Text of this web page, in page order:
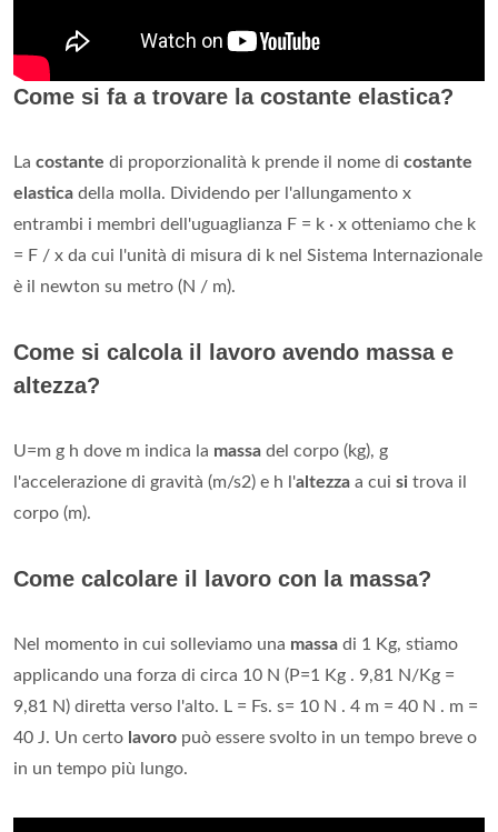
Come si fa a trovare la costante elastica?
La costante di proporzionalità k prende il nome di costante
elastica della molla. Dividendo per l'allungamento x
entrambi i membri dell'uguaglianza F = k · x otteniamo che k
= F / x da cui l'unità di misura di k nel Sistema Internazionale
è il newton su metro (N / m).
Come si calcola il lavoro avendo massa e
altezza?
U=m g h dove m indica la massa del corpo (kg), g
l'accelerazione di gravità (m/s2) e h l'altezza a cui si trova il
corpo (m).
Come calcolare il lavoro con la massa?
Nel momento in cui solleviamo una massa di 1 Kg, stiamo
applicando una forza di circa 10 N (P=1 Kg . 9,81 N/Kg =
9,81 N) diretta verso l'alto. L = Fs. s= 10 N . 4 m = 40 N . m =
40 J. Un certo lavoro può essere svolto in un tempo breve o
in un tempo più lungo.